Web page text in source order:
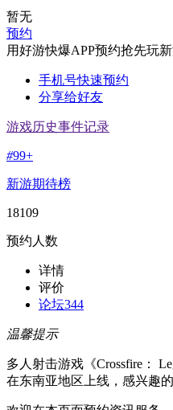
暂无
预约
用好游快爆APP预约抢先玩
手机号快速预约
分享给好友
游戏历史事件记录
#99+
新游期待榜
18109
预约人数
详情
评价
论坛344
温馨提示
多人射击游戏《Crossfire：
在东南亚地区上线，感兴趣